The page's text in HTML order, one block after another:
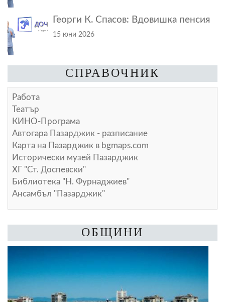
Георги К. Спасов: Вдовишка пенсия
15 юни 2026
СПРАВОЧНИК
Работа
Театър
КИНО-Програма
Автогара Пазарджик - разписание
Карта на Пазарджик в bgmaps.com
Исторически музей Пазарджик
ХГ "Ст. Доспевски"
Библиотека "Н. Фурнаджиев"
Ансамбъл "Пазарджик"
ОБЩИНИ